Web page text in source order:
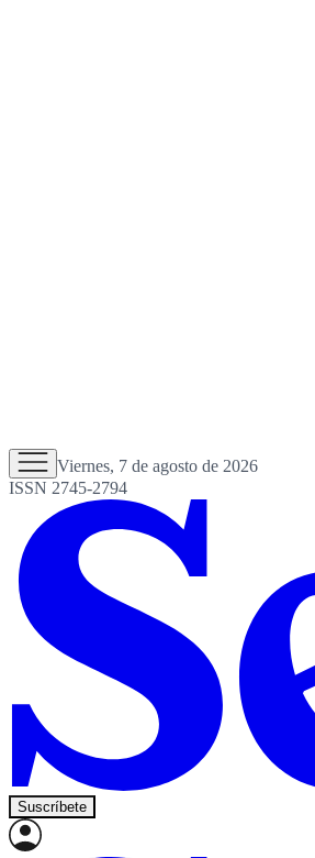
Viernes, 7 de agosto de 2026
ISSN 2745-2794
Suscríbete